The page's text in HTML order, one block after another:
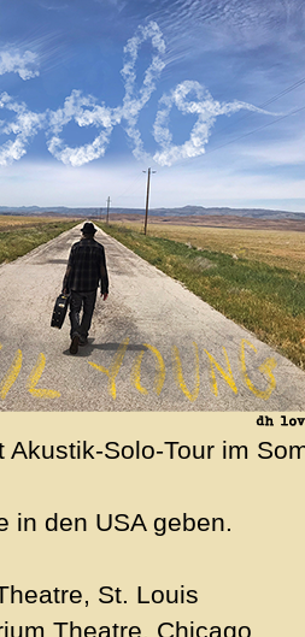
Akustik-Solo-Tour im
in den USA geben.
St. Louis
Theatre, Chicago